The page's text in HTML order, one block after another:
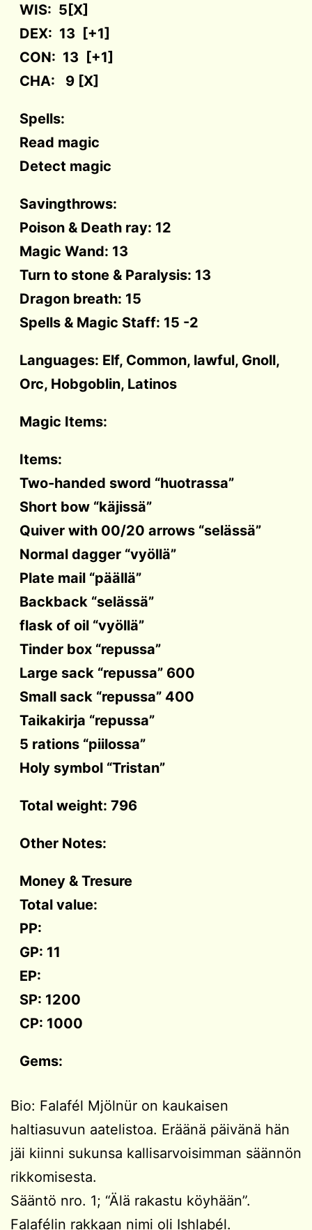
WIS: 5[X]
DEX: 13 [+1]
CON: 13 [+1]
CHA: 9 [X]
Spells:
Read magic
Detect magic
Savingthrows:
Poison & Death ray: 12
Magic Wand: 13
Turn to stone & Paralysis: 13
Dragon breath: 15
Spells & Magic Staff: 15 -2
Languages: Elf, Common, lawful, Gnoll,
Orc, Hobgoblin, Latinos
Magic Items:
Items:
Two-handed sword “huotrassa”
Short bow “käjissä”
Quiver with 00/20 arrows “selässä”
Normal dagger “vyöllä”
Plate mail “päällä”
Backback “selässä”
flask of oil “vyöllä”
Tinder box “repussa”
Large sack “repussa” 600
Small sack “repussa” 400
Taikakirja “repussa”
5 rations “piilossa”
Holy symbol “Tristan”
Total weight: 796
Other Notes:
Money & Tresure
Total value:
PP:
GP: 11
EP:
SP: 1200
CP: 1000
Gems:
Bio: Falafél Mjölnür on kaukaisen
haltiasuvun aatelistoa. Eräänä päivänä hän
jäi kiinni sukunsa kallisarvoisimman säännön
rikkomisesta.
Sääntö nro. 1; “Älä rakastu köyhään”.
Falafélin rakkaan nimi oli Ishlabél.